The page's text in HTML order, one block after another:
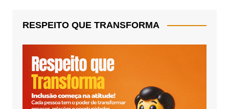
RESPEITO QUE TRANSFORMA